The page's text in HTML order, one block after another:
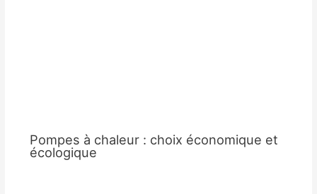
Pompes à chaleur : choix économique et
écologique